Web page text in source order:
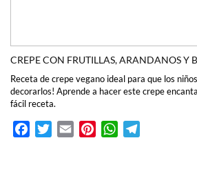
CREPE CON FRUTILLAS, ARANDANOS Y
Receta de crepe vegano ideal para que los
decorarlos! Aprende a hacer este crepe
fácil receta.
FacebookTwitterEmail PinterestWhatsApp